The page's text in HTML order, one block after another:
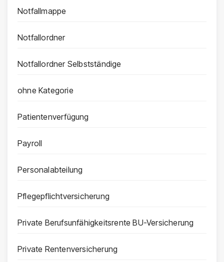
Notfallmappe
Notfallordner
Notfallordner Selbstständige
ohne Kategorie
Patientenverfügung
Payroll
Personalabteilung
Pflegepflichtversicherung
Private Berufsunfähigkeitsrente BU-Versicherung
Private Rentenversicherung